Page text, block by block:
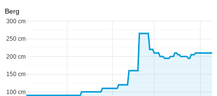
Berg
100 cm
150 cm
200 cm
250 cm
300 cm